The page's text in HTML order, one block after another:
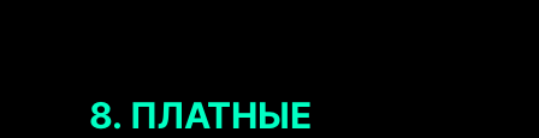
8. ПЛАТНЫЕ